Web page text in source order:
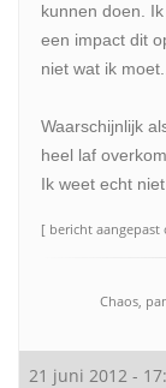
kunnen doen.
een impact dit
niet wat ik moet..
Waarschijnlijk
heel laf
Ik weet echt
[ bericht aangepast
Chaos,
21 juni 2012 -